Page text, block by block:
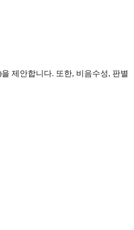
제안합니다. 또한, 비음수성, 판별